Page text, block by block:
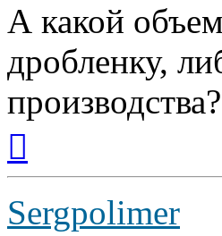
А какой
дробленку,
производства?
началу
Sergpolimer